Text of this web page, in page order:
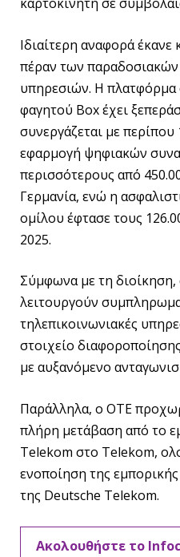
Ιδιαίτερη αναφορά έκανε
πέραν των
υπηρεσιών. Η πλατφόρμα
φαγητού Box έχει
συνεργάζεται με
εφαρμογή ψηφιακών
περισσότερους από
Γερμανία, ενώ η
ομίλου έφτασε τους
2025.
Σύμφωνα με τη διοίκηση,
λειτουργούν
τηλεπικοινωνιακές
στοιχείο
με αυξανόμενο
Παράλληλα, ο ΟΤΕ
πλήρη μετάβαση από το
Telekom στο Telekom,
ενοποίηση της
της Deutsche Telekom.
Ακολουθήστε το